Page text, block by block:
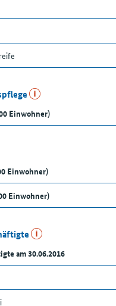
Einwohner)
Einwohner)
Einwohner)
am 30.06.2016